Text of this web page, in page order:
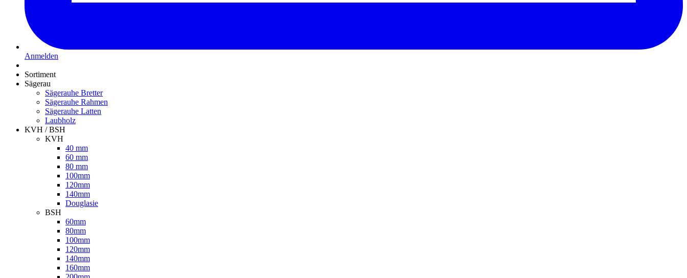
Anmelden
Sortiment
Sägerau
Sägerauhe Bretter
Sägerauhe Rahmen
Sägerauhe Latten
Laubholz
KVH / BSH
KVH
40 mm
60 mm
80 mm
100mm
120mm
140mm
Douglasie
BSH
60mm
80mm
100mm
120mm
140mm
160mm